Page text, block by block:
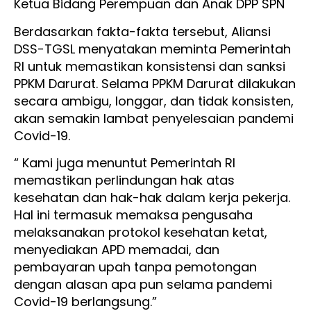
Ketua Bidang Perempuan dan Anak DPP SPN
Berdasarkan fakta-fakta tersebut, Aliansi
DSS-TGSL menyatakan meminta Pemerintah
RI untuk memastikan konsistensi dan sanksi
PPKM Darurat. Selama PPKM Darurat dilakukan
secara ambigu, longgar, dan tidak konsisten,
akan semakin lambat penyelesaian pandemi
Covid-19.
“ Kami juga menuntut Pemerintah RI
memastikan perlindungan hak atas
kesehatan dan hak-hak dalam kerja pekerja.
Hal ini termasuk memaksa pengusaha
melaksanakan protokol kesehatan ketat,
menyediakan APD memadai, dan
pembayaran upah tanpa pemotongan
dengan alasan apa pun selama pandemi
Covid-19 berlangsung.”